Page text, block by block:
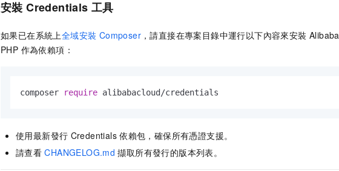
安裝 Credentials 工具
如果已在系統上全域安裝 Composer ，請直接在專案目錄中運行以下內容來安裝
PHP 作為依賴項：
composer require alibabacloud/credentials
使用最新發行 Credentials 依賴包，確保所有憑證支援。
請查看 CHANGELOG.md 擷取所有發行的版本列表。